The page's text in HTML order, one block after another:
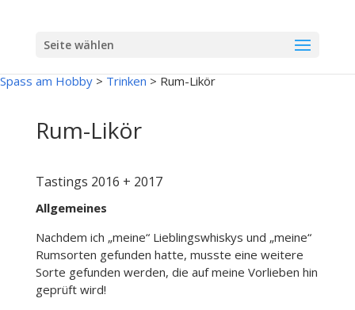
Seite wählen
Spass am Hobby > Trinken > Rum-Likör
Rum-Likör
Tastings 2016 + 2017
Allgemeines
Nachdem ich „meine“ Lieblingswhiskys und „meine“
Rumsorten gefunden hatte, musste eine weitere
Sorte gefunden werden, die auf meine Vorlieben hin
geprüft wird!